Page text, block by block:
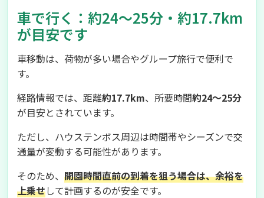
車で行く：約24〜25分・約17.7km
が目安です
車移動は、荷物が多い場合やグループ旅行で便利で
す。
経路情報では、距離約17.7km、所要時間約24〜25分
が目安とされています。
ただし、ハウステンボス周辺は時間帯やシーズンで交
通量が変動する可能性があります。
そのため、 開園時間直前の到着を狙う場合は、余裕を
上乗せして計画するのが安全です。